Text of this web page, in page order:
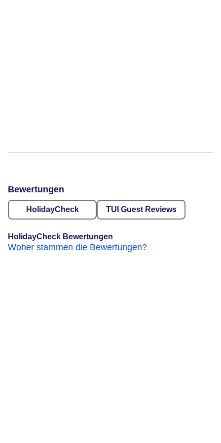
Bewertungen
HolidayCheck TUI Guest Reviews
HolidayCheck Bewertungen
Woher stammen die Bewertungen?